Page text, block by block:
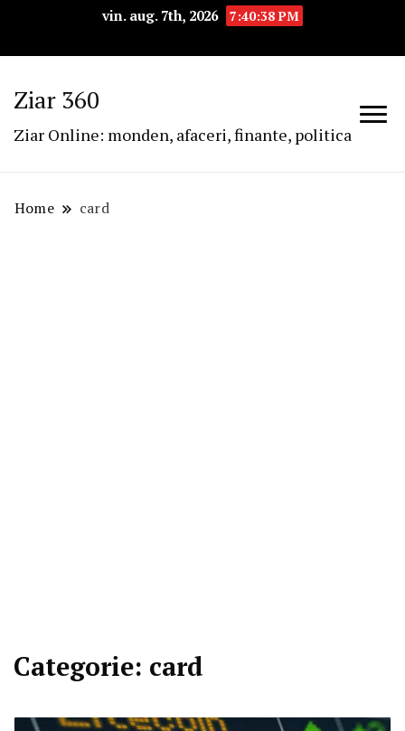
vin. aug. 7th, 2026 7:40:39 PM
Ziar 360
Ziar Online: monden, afaceri, finante, politica
Home card
Categorie: card